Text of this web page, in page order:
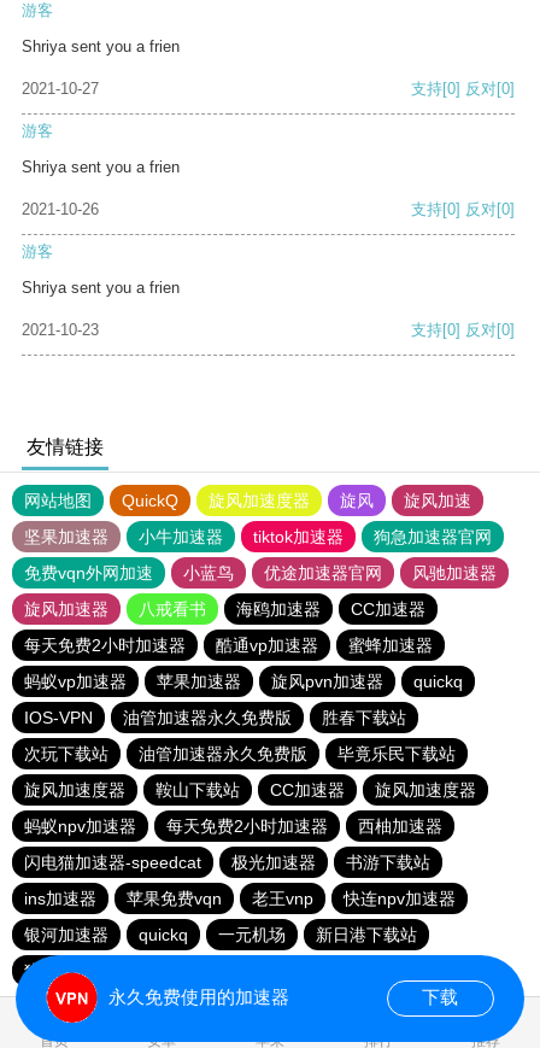
游客
Shriya sent you a frien
2021-10-27 支持[0] 反对[0]
游客
Shriya sent you a frien
2021-10-26 支持[0] 反对[0]
游客
Shriya sent you a frien
2021-10-23 支持[0] 反对[0]
友情链接
网站地图 QuickQ 旋风加速度器 旋风
旋风加速
坚果加速器
小牛加速器 tiktok加速器
狗急加速器官网
免费vqn外网加速
小蓝鸟 优途加速器官网
风驰加速器
旋风加速器
八戒看书 海鸥加速器
CC加速器
每天免费2小时加速器
酷通vp加速器
蜜蜂加速器
蚂蚁vp加速器
苹果加速器 旋风pvn加速器
quickq
IOS-VPN
油管加速器永久免费版
胜春下载站
次玩下载站
油管加速器永久免费版
毕竟乐民下载站
旋风加速度器
鞍山下载站 CC加速器
旋风加速度器
蚂蚁npv加速器
每天免费2小时加速器
西柚加速器
闪电猫加速器-speedcat
极光加速器
书游下载站
ins加速器
苹果免费vqn 老王vnp
快连npv加速器
银河加速器
quickq 一元机场
新日港下载站
猎豹加速器
首页 安卓 苹果 排行 推荐
永久免费使用的加速器 下载
0.190051s